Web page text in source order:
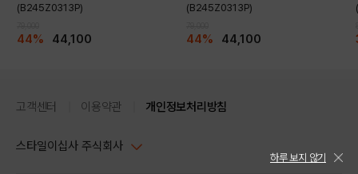
(B245Z0313P)
44% 44,100
(B245Z0313P)
44% 44,100
고객센터 이용약관 개인정보처리방침
스타일이십사 주식회사
하루 보지 않기